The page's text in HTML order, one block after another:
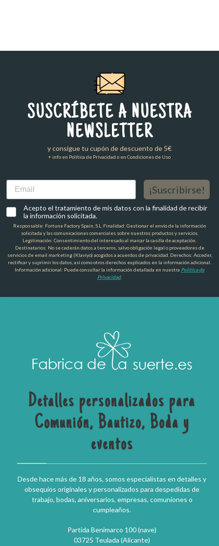
SUSCRÍBETE A NUESTRA
NEWSLETTER
y consigue tu cupón de descuento de 5€
+ info en Política de Privacidad o en Condiciones de Uso
Email
¡Suscribirse!
Acepto el tratamiento de mis datos con la finalidad de recibir
la información solicitada.
Responsable: Fortune Factory Spain, S.L. Finalidad: Gestionar el envío de la información
solicitada y las comunicaciones comerciales sobre nuestros productos y servicios.
Legitimación: Consentimiento del interesado al marcar la casilla de aceptación.
Destinatarios: No se cederán datos a terceros, salvo obligación legal o proveedores de
servicios de email marketing (Klaviyo) acogidos a acuerdos de privacidad. Derechos: Acceder,
rectificar y suprimir los datos, así como otros derechos explicados en la información adicional.
Información adicional: Puede consultar la información detallada en nuestra Política de
Privacidad.
Detalles personalizados para
Comunión, Bautizo, Boda y
eventos
Desde hace más de 18 años, somos especialistas en detalles y
obsequios originales y personalizados para despedidas de
trabajo, bodas, aniversarios, empresas, comuniones o
cumpleaños.
Partida Benimarco 100 (nave)
03725 Teulada (Alicante)